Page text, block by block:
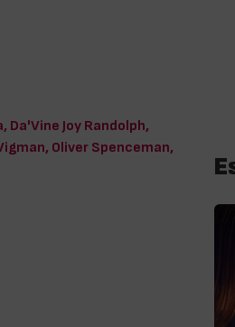
Da'Vine Joy Randolph,
Oliver Spenceman,